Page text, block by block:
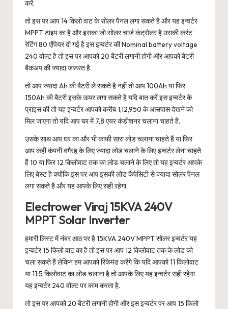
करें.
तो इस पर आप 14 किलो वाट के सोलर पैनल लगा सकते हैं और यह इन्वर्टर
MPPT टाइप का है और इसका जो सोलर चार्ज कंट्रोलर है उसकी करंट
रेटिंग 80 एंपियर दी गई है इस इन्वर्टर की Nominal battery voltage
240 वोल्ट है तो इस पर आपको 20 बैटरी लगानी होगी और आपको बैटरी
बैकअप की ज्यादा जरूरत है.
तो आप ज्यादा Ah की बैटरी ले सकते है नहीं तो आप 100Ah या फिर
150Ah की बैटरी इसके ऊपर लगा सकते है यदि बात करें इस इन्वर्टर के
प्राइस की तो यह इन्वर्टर आपको करीब 1,12,950 के आसपास देखने को
मिल जाएगा तो यदि आप घर में 7,8 एयर कंडीशनर चलाना चाहते हैं.
उसके साथ आप घर का और भी काफी सारा लोड चलाना चाहते हैं या फिर
आप कहीं कंपनी वगैरह के लिए ज्यादा लोड चलाने के लिए इन्वर्टर लेना चाहते
हैं 10 या फिर 12 किलोवाट तक का लोड चलाने के लिए तो यह इन्वर्टर आपके
लिए बेस्ट है क्योंकि इस पर आप इसकी लोड कैपेसिटी से ज्यादा सोलर पैनल
लगा सकते हैं और यह आपके लिए सही रहेगा
Electrower Viraj 15KVA 240V
MPPT Solar Inverter
हमारी लिस्ट में नंबर आठ पर है 15KVA 240V MPPT सोलर इन्वर्टर यह
इन्वर्टर 15 किलो वाट का है तो इस पर आप 12 किलोवाट तक के लोड को
चला सकते हैं लेकिन हम आपको रिकेमंड करेंगे कि यदि आपको 11 किलोवाट
या 11.5 किलोवाट का लोड चलाना है तो आपके लिए यह इन्वर्टर सही रहेगा
यह इन्वर्टर 240 वोल्ट पर काम करता है.
तो इस पर आपको 20 बैटरी लगानी होगी और इस इन्वर्टर पर आप 15 किलो